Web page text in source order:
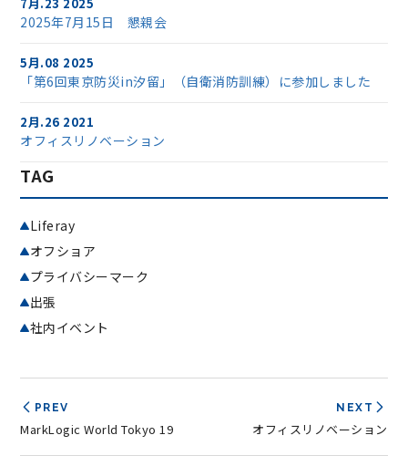
7月.23 2025
2025年7月15日 懇親会
5月.08 2025
「第6回東京防災in汐留」（自衛消防訓練）に参加しました
2月.26 2021
オフィスリノベーション
TAG
Liferay
オフショア
プライバシーマーク
出張
社内イベント
PREV
MarkLogic World Tokyo 19
NEXT
オフィスリノベーション